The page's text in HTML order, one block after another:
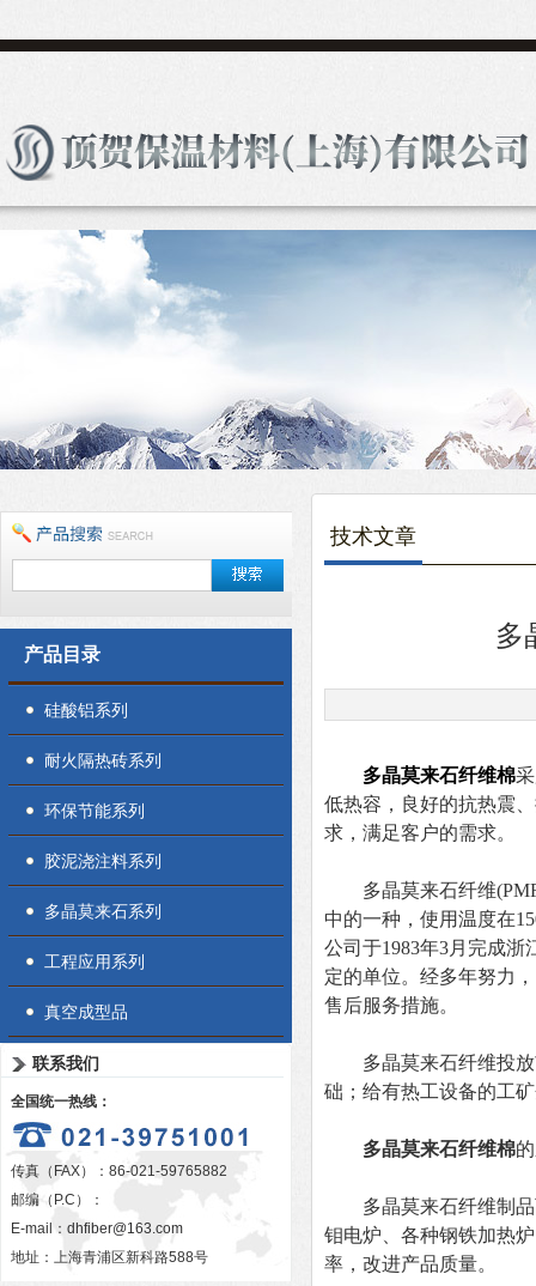
产品目录
硅酸铝系列
耐火隔热砖系列
环保节能系列
胶泥浇注料系列
多晶莫来石系列
工程应用系列
真空成型品
联系我们
全国统一热线：
传真（FAX）：86-021-59765882
邮编（P.C）：
E-mail： dhfiber@163.com
地址：上海青浦区新科路588号
技术文章
多
多晶莫来石纤维棉
低热容，良好的抗热震
求，满足客户的需求。
多晶莫来石纤维(PMF)
中的一种，使用温度在
公司于1983年3月完成
定的单位。经多年努力
售后服务措施。
多晶莫来石纤维投放
础；给有热工设备的工
多晶莫来石纤维棉
多晶莫来石纤维制品
钼电炉、各种钢铁加热
率，改进产品质量。